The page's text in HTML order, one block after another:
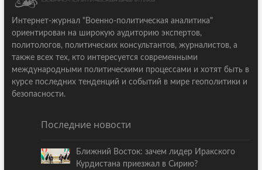
Интернет-журнал "Военно-политическая аналитика"
ориентирован на широкую аудиторию экспертов,
политологов, политических консультантов, журналистов, а
также всех тех, кто интересуется современными
международными политическими процессами и хотят быть в
курсе последних тенденций и событий в мире геополитики и
безопасности.
Последние новости
Ближний Восток: зачем лидер Иракского
Курдистана приезжал в Сирию?